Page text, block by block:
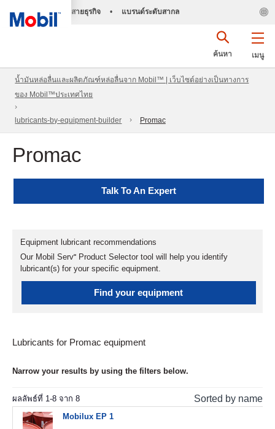
สายธุรกิจ • แบรนด์ระดับสากล
เมนู
ค้นหา
น้ำมันหล่อลื่นและผลิตภัณฑ์หล่อลื่นจาก Mobil™ | เว็บไซต์อย่างเป็นทางการ
ของ Mobil™ประเทศไทย
lubricants-by-equipment-builder Promac
Promac
Talk To An Expert
Equipment lubricant recommendations
Our Mobil Serv℠ Product Selector tool will help you identify
lubricant(s) for your specific equipment.
Find your equipment
Lubricants for Promac equipment
Narrow your results by using the filters below.
ผลลัพธ์ที่ 1-8 จาก 8 Sorted by name
Mobilux EP 1